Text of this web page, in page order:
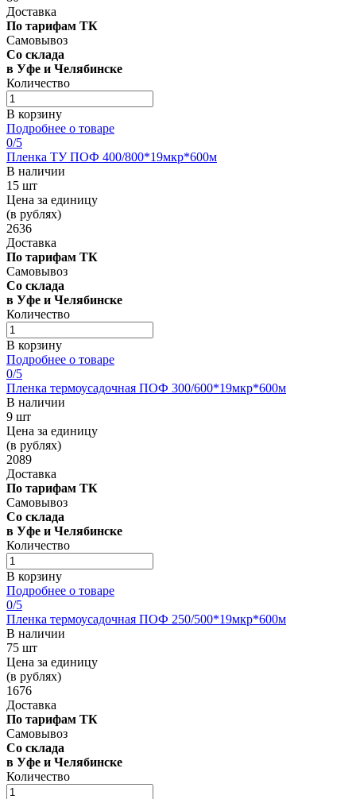
Доставка
По тарифам ТК
Самовывоз
Со склада
в Уфе и Челябинске
Количество
В корзину
Подробнее о товаре
0/5
Пленка ТУ ПОФ 400/800*19мкр*600м
В наличии
15 шт
Цена за единицу
(в рублях)
2636
Доставка
По тарифам ТК
Самовывоз
Со склада
в Уфе и Челябинске
Количество
В корзину
Подробнее о товаре
0/5
Пленка термоусадочная ПОФ 300/600*19мкр*600м
В наличии
9 шт
Цена за единицу
(в рублях)
2089
Доставка
По тарифам ТК
Самовывоз
Со склада
в Уфе и Челябинске
Количество
В корзину
Подробнее о товаре
0/5
Пленка термоусадочная ПОФ 250/500*19мкр*600м
В наличии
75 шт
Цена за единицу
(в рублях)
1676
Доставка
По тарифам ТК
Самовывоз
Со склада
в Уфе и Челябинске
Количество